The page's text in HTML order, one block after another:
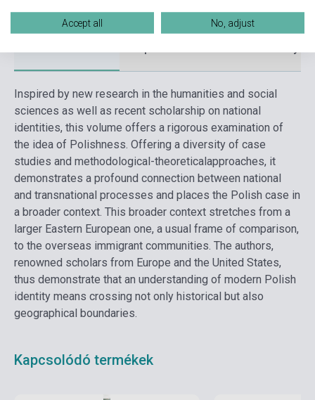
Inspired by new research in the humanities and social
sciences as well as recent scholarship on national
identities, this volume offers a rigorous examination of
the idea of Polishness. Offering a diversity of case
studies and methodological-theoreticalapproaches, it
demonstrates a profound connection between national
and transnational processes and places the Polish case in
a broader context. This broader context stretches from a
larger Eastern European one, a usual frame of comparison,
to the overseas immigrant communities. The authors,
renowned scholars from Europe and the United States,
thus demonstrate that an understanding of modern Polish
identity means crossing not only historical but also
geographical boundaries.
Kapcsolódó termékek
Accept all No, adjust